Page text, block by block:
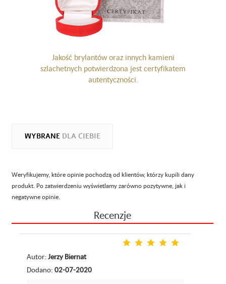
Jakość brylantów oraz innych kamieni
szlachetnych potwierdzona jest certyfikatem
autentyczności.
WYBRANEDLA CIEBIE
Weryfikujemy, które opinie pochodzą od klientów, którzy kupili dany
produkt. Po zatwierdzeniu wyświetlamy zarówno pozytywne, jak i
negatywne opinie.
Recenzje
Autor:Jerzy Biernat
Dodano:02-07-2020